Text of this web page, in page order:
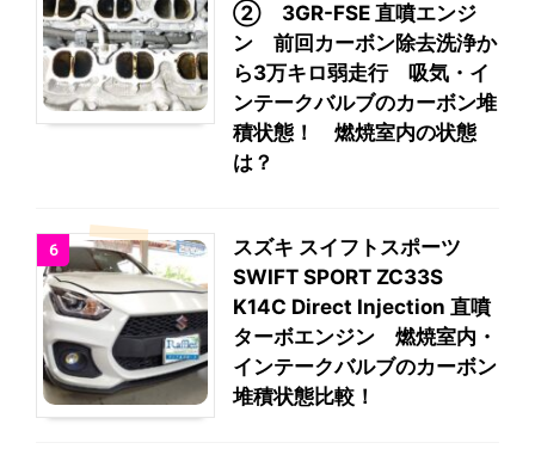
② 3GR-FSE 直噴エンジ
ン 前回カーボン除去洗浄か
ら3万キロ弱走行 吸気・イ
ンテークバルブのカーボン堆
積状態！ 燃焼室内の状態
は？
6
スズキ スイフトスポーツ
SWIFT SPORT ZC33S
K14C Direct Injection 直噴
ターボエンジン 燃焼室内・
インテークバルブのカーボン
堆積状態比較！